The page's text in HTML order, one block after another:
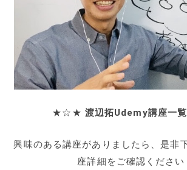
★☆★ 渡辺拓Udemy講座一覧
興味のある講座がありましたら、是非
座詳細をご確認ください